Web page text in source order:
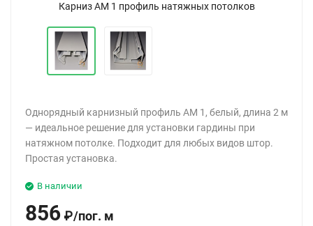
Карниз АМ 1 профиль натяжных потолков
Однорядный карнизный профиль АМ 1, белый, длина 2 м
— идеальное решение для установки гардины при
натяжном потолке. Подходит для любых видов штор.
Простая установка.
В наличии
856 ₽/пог. м